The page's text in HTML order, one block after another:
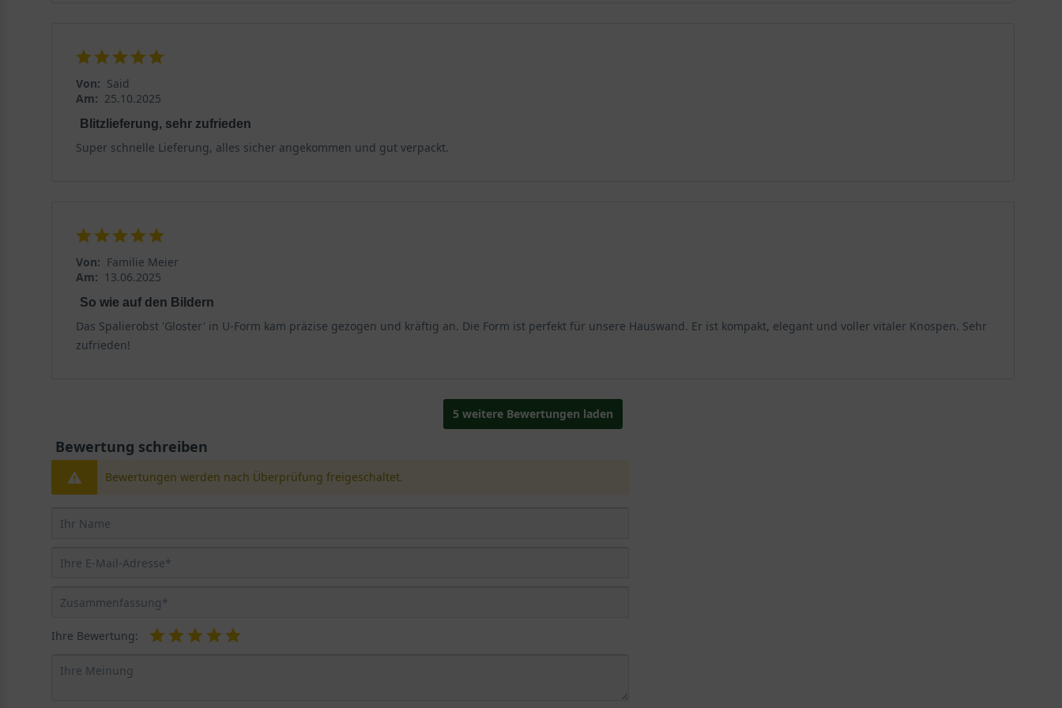
Von: Said
Am: 25.10.2025
Blitzlieferung, sehr zufrieden
Super schnelle Lieferung, alles sicher angekommen und gut verpackt.
Von: Familie Meier
Am: 13.06.2025
So wie auf den Bildern
Das Spalierobst 'Gloster' in U-Form kam präzise gezogen und kräftig an. Die Form ist perfekt für unsere Hauswand. Er ist kompakt, elegant und voller vitaler Knospen. Sehr
zufrieden!
5 weitere Bewertungen laden
Bewertung schreiben
Bewertungen werden nach Überprüfung freigeschaltet.
Ihre Bewertung: